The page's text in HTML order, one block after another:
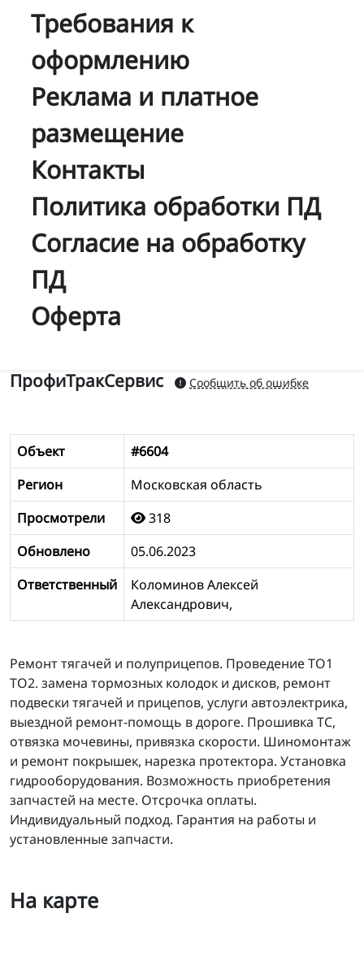
Требования к
оформлению
Реклама и платное
размещение
Контакты
Политика обработки ПД
Согласие на обработку
ПД
Оферта
ПрофиТракСервис Сообщить об ошибке
Объект
#6604
Регион
Московская область
Просмотрели
318
Обновлено
05.06.2023
Ответственный
Коломинов Алексей
Александрович,
Ремонт тягачей и полуприцепов. Проведение ТО1
ТО2. замена тормозных колодок и дисков, ремонт
подвески тягачей и прицепов, услуги автоэлектрика,
выездной ремонт-помощь в дороге. Прошивка ТС,
отвязка мочевины, привязка скорости. Шиномонтаж
и ремонт покрышек, нарезка протектора. Установка
гидрооборудования. Возможность приобретения
запчастей на месте. Отсрочка оплаты.
Индивидуальный подход. Гарантия на работы и
установленные запчасти.
На карте